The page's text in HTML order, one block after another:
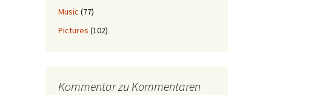
Music (77)
Pictures (102)
Kommentar zu Kommentaren